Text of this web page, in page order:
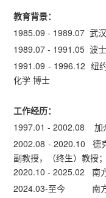
教育背景：
1985.09 - 1989.07 武汉
1989.07 - 1991.05 波士
1991.09 - 1996.12 纽
化学 博士
工作经历：
1997.01 - 2002.08 加
2002.08 - 2020.10 德
副教授，（终生）教授；
2020.10 - 2025.02 南
2024.03-至今 南方